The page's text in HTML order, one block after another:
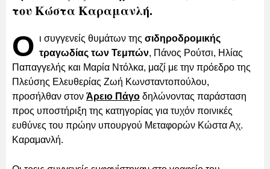
του Κώστα Καραμανλή.
Ο ι συγγενείς θυμάτων της σιδηροδρομικής
τραγωδίας των Τεμπών, Πάνος Ρούτσι, Ηλίας
Παπαγγελής και Μαρία Ντόλκα, μαζί με την πρόεδρο της
Πλεύσης Ελευθερίας Ζωή Κωνσταντοπούλου,
προσήλθαν στον Άρειο Πάγο δηλώνοντας παράσταση
προς υποστήριξη της κατηγορίας για τυχόν ποινικές
ευθύνες του πρώην υπουργού Μεταφορών Κώστα Αχ.
Καραμανλή.